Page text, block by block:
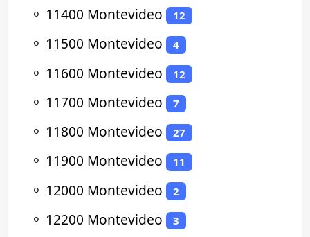
⚬ 11400 Montevideo 12
⚬ 11500 Montevideo 4
⚬ 11600 Montevideo 12
⚬ 11700 Montevideo 7
⚬ 11800 Montevideo 27
⚬ 11900 Montevideo 11
⚬ 12000 Montevideo 2
⚬ 12200 Montevideo 3